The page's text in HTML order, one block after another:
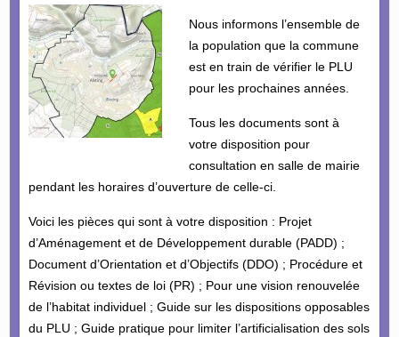
Nous informons l’ensemble de
la population que la commune
est en train de vérifier le PLU
pour les prochaines années.
Tous les documents sont à
votre disposition pour
consultation en salle de mairie
pendant les horaires d’ouverture de celle-ci.
Voici les pièces qui sont à votre disposition : Projet
d’Aménagement et de Développement durable (PADD) ;
Document d’Orientation et d’Objectifs (DDO) ; Procédure et
Révision ou textes de loi (PR) ; Pour une vision renouvelée
de l’habitat individuel ; Guide sur les dispositions opposables
du PLU ; Guide pratique pour limiter l’artificialisation des sols